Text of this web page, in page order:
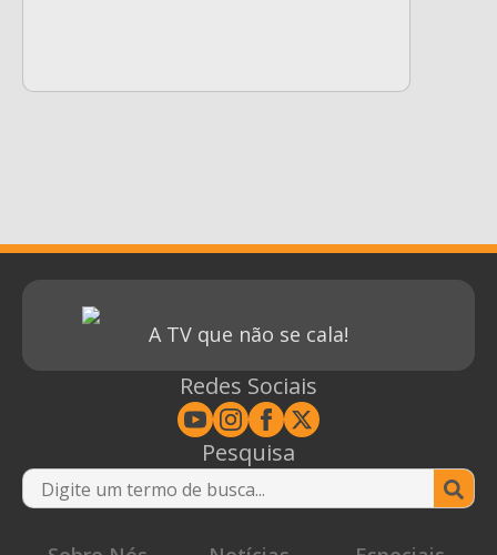
A TV que não se cala!
Redes Sociais
Pesquisa